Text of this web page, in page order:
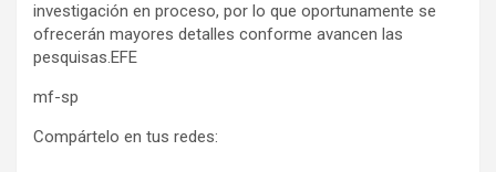
investigación en proceso, por lo que oportunamente se
ofrecerán mayores detalles conforme avancen las
pesquisas.EFE
mf-sp
Compártelo en tus redes: